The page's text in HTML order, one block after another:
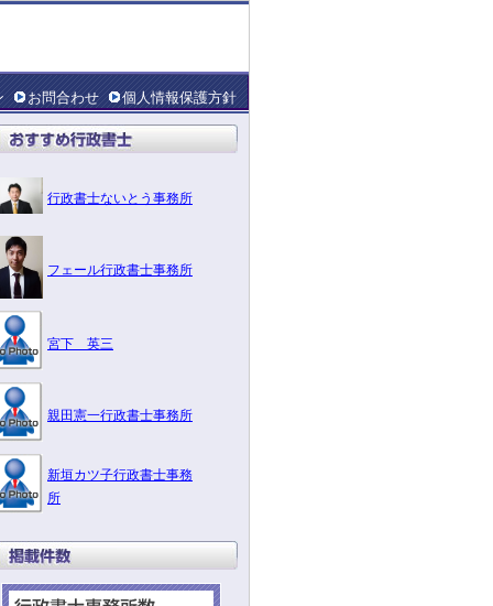
お問合わせ 個人情報保護方針
行政書士ないとう事務所
フェール行政書士事務所
宮下 英三
親田憲一行政書士事務所
新垣カツ子行政書士事務
所